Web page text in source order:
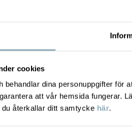
cookies
behandlar dina personuppgifter för
att vår hemsida fungerar.
återkallar ditt samtycke här.